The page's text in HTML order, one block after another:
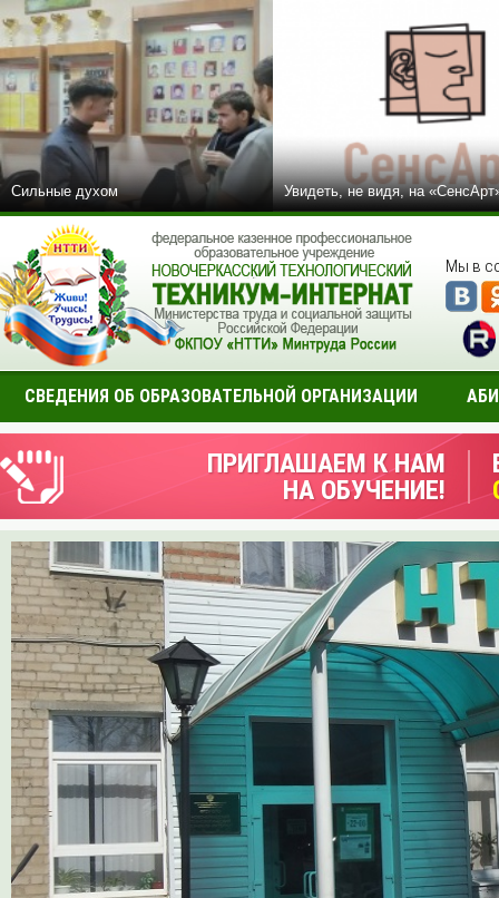
Сильные духом Увидеть, не видя, на
Мы в
СВЕДЕНИЯ ОБ ОБРАЗОВАТЕЛЬНОЙ ОРГАНИЗАЦИИ
ПРИГЛАШАЕМ К НАМ
НА ОБУЧЕНИЕ!